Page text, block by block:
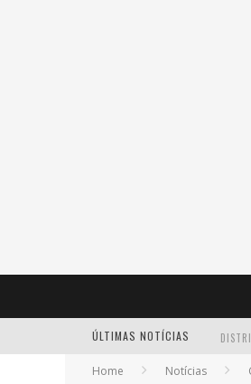
ÚLTIMAS NOTÍCIAS
Home Notícias